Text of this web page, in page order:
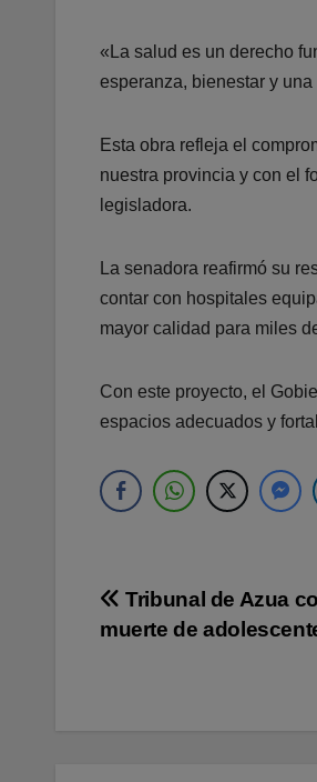
«La salud es un derecho
esperanza, bienestar y
Esta obra refleja el
nuestra provincia y con el
legisladora.
La senadora reafirmó su
contar con hospitales
mayor calidad para miles
Con este proyecto, el
espacios adecuados y
Navegación
Tribunal de Azua
muerte de